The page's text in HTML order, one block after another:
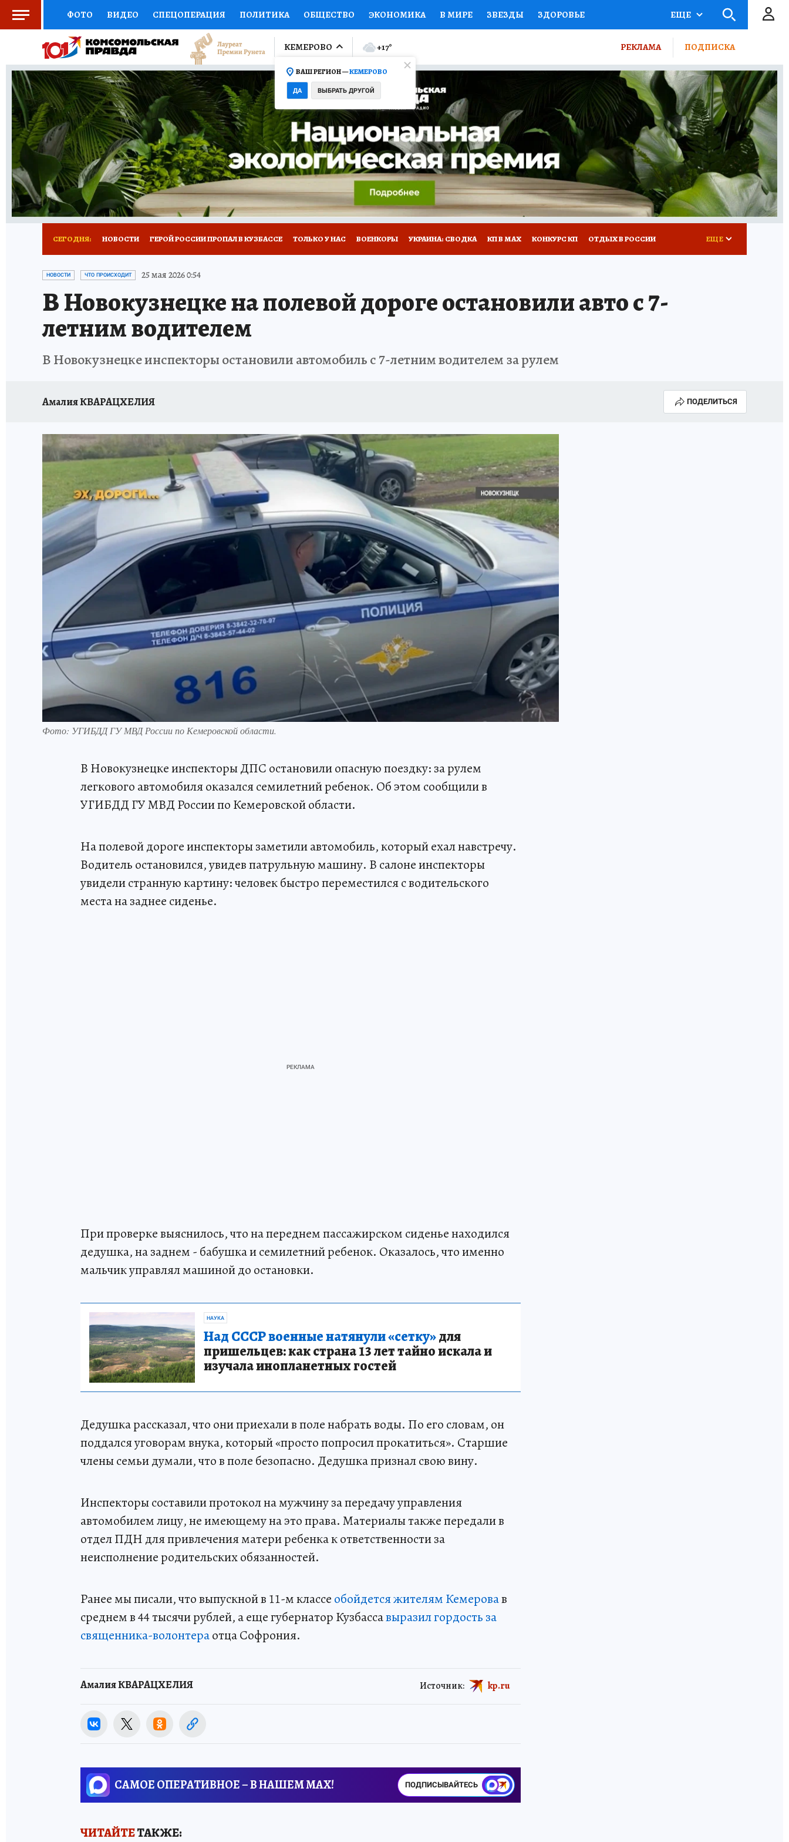
ФОТО ВИДЕО СПЕЦОПЕРАЦИЯ ПОЛИТИКА ОБЩЕСТВО ЭКОНОМИКА В МИРЕ ЗВЕЗДЫ ЗДОРОВЬЕ
СОЦПОДДЕРЖКА НАУКА СПОРТ КОЛУМНИСТЫ ПРОИСШЕСТВИЯ
ВЫБОР ЭКСПЕРТОВ ДОКТОР ФИНАНСЫ ОТКРЫВАЕМ МИР Я ЗНАЮ СЕМЬЯ ЖЕНСКИЕ СЕКРЕТЫ ПУТЕВОДИТЕЛЬ
КНИЖНАЯ ПОЛКА ПРОГНОЗЫ НА СПОРТ ПРОМОКОДЫ СЕРИАЛЫ СПЕЦПРОЕКТЫ ДЕФИЦИТ ЖЕЛЕЗА ТУРИЗМ
ПРЕСС-ЦЕНТР НЕДВИЖИМОСТЬ ТЕЛЕВИЗОР КОНКУРСЫ РАБОТА У НАС ГИД ПОТРЕБИТЕЛЯ ВСЕ О КП РАДИО КП
РЕКЛАМА ТЕСТЫ НОВОЕ НА САЙТЕ
ЕЩЕ
КЕМЕРОВО
ВАШ РЕГИОН —КЕМЕРОВО
ДА ВЫБРАТЬ ДРУГОЙ
+17° РЕКЛАМА ПОДПИСКА
СЕГОДНЯ: НОВОСТИ ГЕРОЙ РОССИИ ПРОПАЛ В КУЗБАССЕ ТОЛЬКО У НАС ВОЕНКОРЫ УКРАИНА: СВОДКА КП В МАХ КОНКУРС КП ОТДЫХ В РОССИИ
ЗАПОВЕДНАЯ РОССИЯ ПРОИСШЕСТВИЯ
ЕЩЕ
НОВОСТИ ЧТО ПРОИСХОДИТ 25 мая 2026 0:54
В Новокузнецке на полевой дороге остановили авто с 7-
летним водителем
В Новокузнецке инспекторы остановили автомобиль с 7-летним водителем за рулем
Амалия КВАРАЦХЕЛИЯ ПОДЕЛИТЬСЯ
Фото: УГИБДД ГУ МВД России по Кемеровской области.
В Новокузнецке инспекторы ДПС остановили опасную поездку: за рулем
легкового автомобиля оказался семилетний ребенок. Об этом сообщили в
УГИБДД ГУ МВД России по Кемеровской области.
На полевой дороге инспекторы заметили автомобиль, который ехал навстречу.
Водитель остановился, увидев патрульную машину. В салоне инспекторы
увидели странную картину: человек быстро переместился с водительского
места на заднее сиденье.
При проверке выяснилось, что на переднем пассажирском сиденье находился
дедушка, на заднем - бабушка и семилетний ребенок. Оказалось, что именно
мальчик управлял машиной до остановки.
НАУКА
Над СССР военные натянули «сетку»для
пришельцев: как страна 13 лет тайно искала и
изучала инопланетных гостей
Дедушка рассказал, что они приехали в поле набрать воды. По его словам, он
поддался уговорам внука, который «просто попросил прокатиться». Старшие
члены семьи думали, что в поле безопасно. Дедушка признал свою вину.
Инспекторы составили протокол на мужчину за передачу управления
автомобилем лицу, не имеющему на это права. Материалы также передали в
отдел ПДН для привлечения матери ребенка к ответственности за
неисполнение родительских обязанностей.
Ранее мы писали, что выпускной в 11-м классе обойдется жителям Кемеровав
среднем в 44 тысячи рублей, а еще губернатор Кузбассавыразил гордость за
священника-волонтераотца Софрония.
Амалия КВАРАЦХЕЛИЯ Источник: kp.ru
САМОЕ ОПЕРАТИВНОЕ – В НАШЕМ MAX! ПОДПИСЫВАЙТЕСЬ
ЧИТАЙТЕТАКЖЕ: